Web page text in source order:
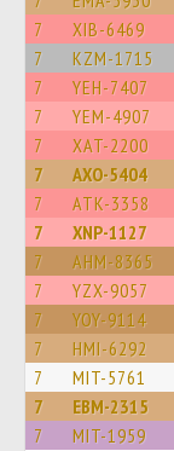
7 XIB-6469
7 KZM-1715
7 YEH-7407
7 YEM-4907
7 XAT-2200
7 AXO-5404
7 ATK-3358
7 XNP-1127
7 AHM-8365
7 YZX-9057
7 YOY-9114
7 HMI-6292
7 MIT-5761
7 EBM-2315
7 MIT-1959